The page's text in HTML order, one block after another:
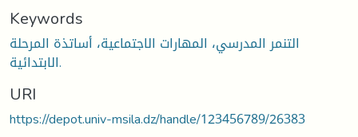
Keywords
التنمر المدرسي، المهارات الاجتماعية، أساتذة المرحلة
الابتدائية.
URI
https://depot.univ-msila.dz/handle/123456789/26383